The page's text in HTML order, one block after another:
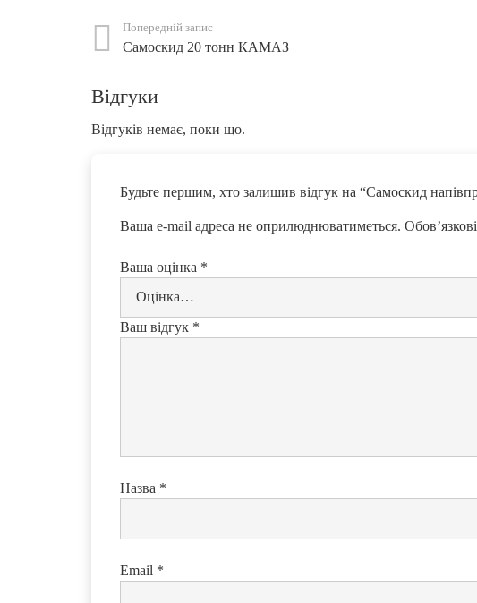
Попередній запис
Самоскид 20 тонн КАМАЗ
Відгуки
Відгуків немає, поки що.
Будьте першим, хто залишив відгук на “Самоскид
Ваша e-mail адреса не оприлюднюватиметься.
Ваша оцінка *
Ваш відгук *
Назва *
Email *